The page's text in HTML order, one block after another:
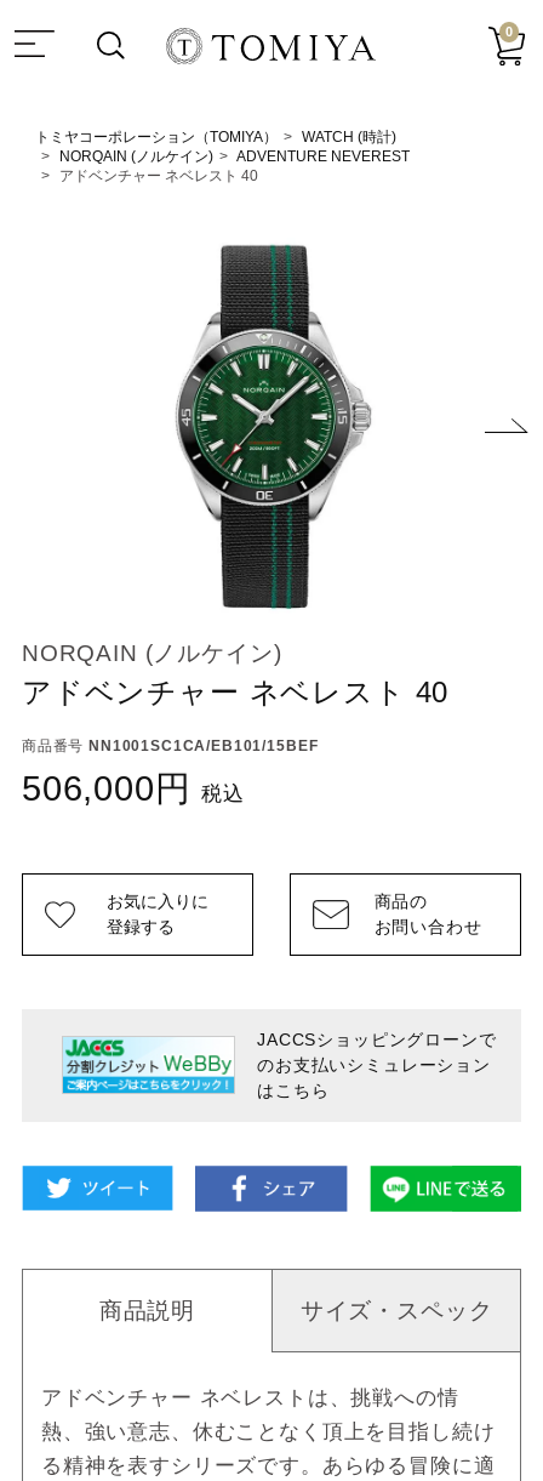
0
トミヤコーポレーション（TOMIYA）
WATCH (時計)
NORQAIN (ノルケイン)
ADVENTURE NEVEREST
アドベンチャー ネベレスト 40
NORQAIN (ノルケイン)
アドベンチャー ネベレスト 40
商品番号 NN1001SC1CA/EB101/15BEF
506,000 税込
お気に入りに
登録する
商品の
お問い合わせ
JACCSショッピングローンで
のお支払いシミュレーション
はこちら
商品説明 サイズ・スペック
アドベンチャー ネベレストは、挑戦への情
熱、強い意志、休むことなく頂上を目指し続け
る精神を表すシリーズです。あらゆる冒険に適